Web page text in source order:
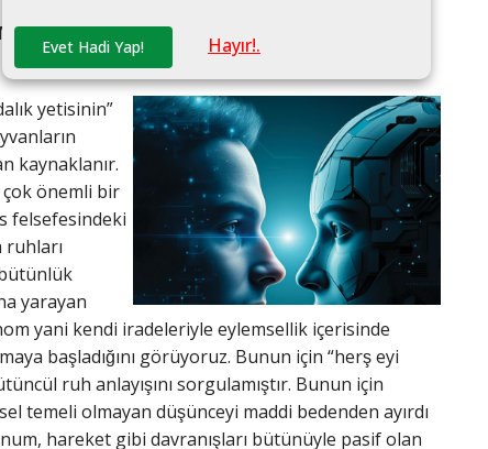
Evet Hadi Yap! Hayır!.
BU ÖNERMENİN MANTIĞININ
yetisinin”
kaynaklanır.
çok önemli bir
felsefesindeki
ruhları
yarayan
yani kendi iradeleriyle eylemsellik içerisinde
başladığını görüyoruz. Bunun için “herş eyi
ruh anlayışını sorgulamıştır. Bunun için
temeli olmayan düşünceyi maddi bedenden ayırdı
hareket gibi davranışları bütünüyle pasif olan